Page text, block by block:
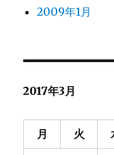
2009年1月
2017年3月
月 火